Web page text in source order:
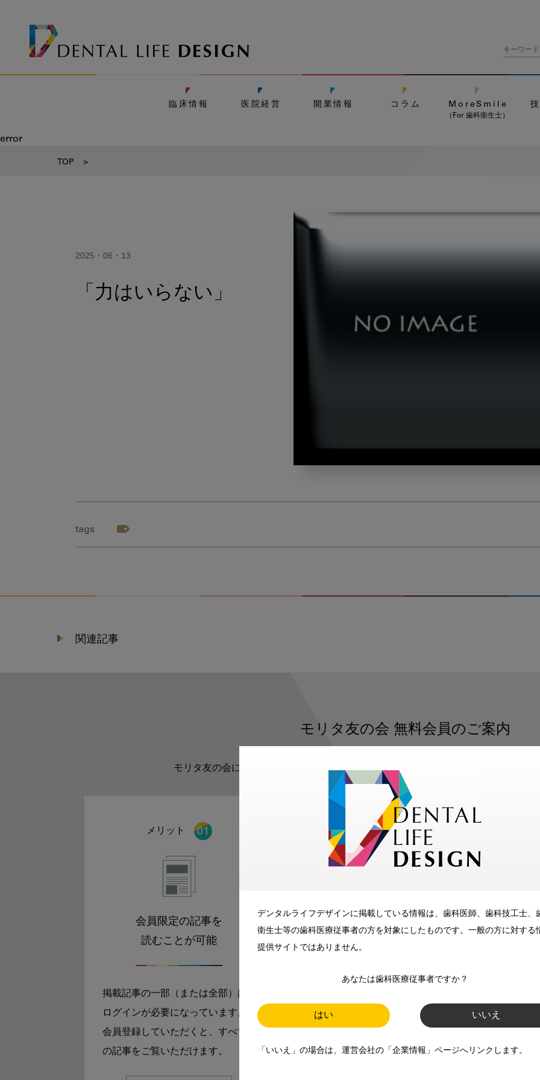
デンタルライフデザインに掲載している情報は、歯科医師、歯科技工士、
衛生士等の歯科医療従事者の方を対象にしたものです。一般の方に対する
提供サイトではありません。
あなたは歯科医療従事者ですか？
はい いいえ
「いいえ」の場合は、運営会社の「企業情報」ページへリンクします。
臨床情報 医院経営 開業情報 コラム MoreSmile
（For 歯科衛生士）
error
TOP >
2025・06・13
「力はいらない」
tags
関連記事
モリタ友の会 無料会員のご案内
モリタ友の会に登録いただくと、デンタルライフデザインをもっと便利にご利用い
メリット
会員限定の記事を
読むことが可能
掲載記事の一部（または全部）は
ログインが必要になっています。
会員登録していただくと、すべて
の記事をご覧いただけます。
メリット
メールマガジンでお届け
師、歯科衛生士、歯科技工士）に
お届けします。